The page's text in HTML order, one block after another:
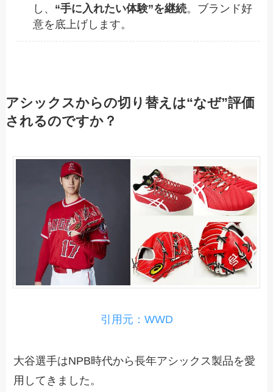
し、 “手に入れたい体験”を継続。ブランド好
意を底上げします。
アシックスからの切り替えは“なぜ”評価
されるのですか？
引用元：WWD
大谷選手はNPB時代から長年アシックス製品を愛
用してきました。